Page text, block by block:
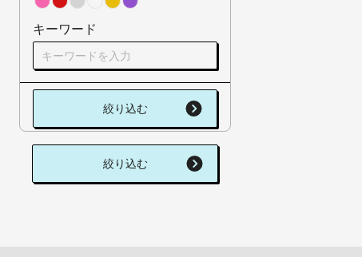
キーワード
絞り込む
絞り込む